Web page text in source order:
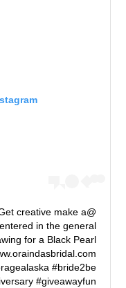
creative make a
in the general
for a Black Pearl
#bride2be
#giveawayfun